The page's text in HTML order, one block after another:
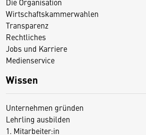
Wirtschaftskammerwahlen
Transparenz
Rechtliches
Jobs und Karriere
Medienservice
Wissen
Unternehmen gründen
Lehrling ausbilden
1. Mitarbeiter:in